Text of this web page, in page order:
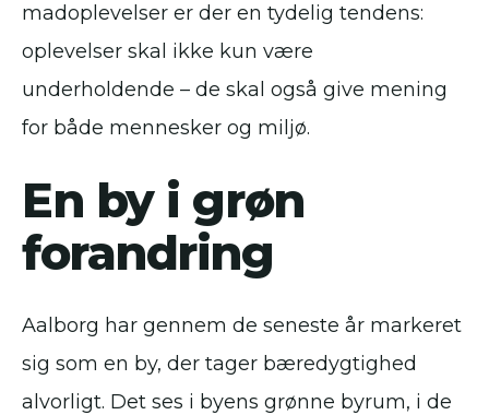
madoplevelser er der en tydelig tendens:
oplevelser skal ikke kun være
underholdende – de skal også give mening
for både mennesker og miljø.
En by i grøn
forandring
Aalborg har gennem de seneste år markeret
sig som en by, der tager bæredygtighed
alvorligt. Det ses i byens grønne byrum, i de